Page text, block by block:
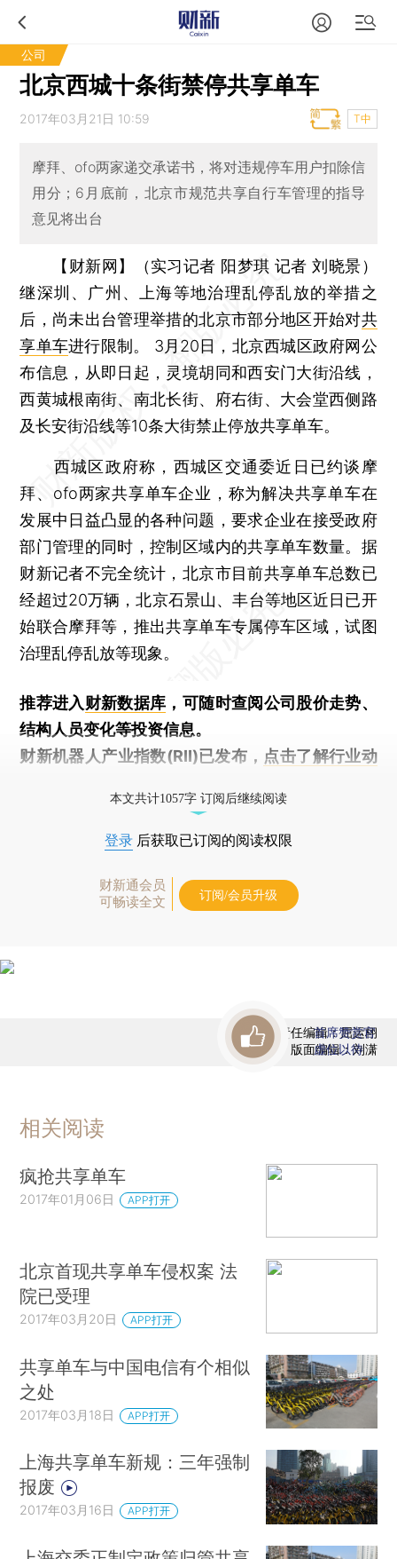
公司
北京西城十条街禁停共享单车
2017年03月21日 10:59 T中
摩拜、ofo两家递交承诺书，将对违规停车用户扣除信
用分；6月底前，北京市规范共享自行车管理的指导
意见将出台
【财新网】（实习记者 阳梦琪 记者 刘晓景）
继深圳、广州、上海等地治理乱停乱放的举措之
后，尚未出台管理举措的北京市部分地区开始对共
享单车进行限制。 3月20日，北京西城区政府网公
布信息，从即日起，灵境胡同和西安门大街沿线，
西黄城根南街、南北长街、府右街、大会堂西侧路
及长安街沿线等10条大街禁止停放共享单车。
西城区政府称，西城区交通委近日已约谈摩
拜、ofo两家共享单车企业，称为解决共享单车在
发展中日益凸显的各种问题，要求企业在接受政府
部门管理的同时，控制区域内的共享单车数量。据
财新记者不完全统计，北京市目前共享单车总数已
经超过20万辆，北京石景山、丰台等地区近日已开
始联合摩拜等，推出共享单车专属停车区域，试图
治理乱停乱放等现象。
推荐进入财新数据库 ，可随时查阅公司股价走势、
结构人员变化等投资信息。
财新机器人产业指数(RII)已发布， 点击了解行业动
本文共计1057字 订阅后继续阅读
登录 后获取已订阅的阅读权限
财新通会员
可畅读全文
订阅/会员升级
责任编辑：屈运栩
版面编辑：刘潇
首席赞赏官
虚位以待
相关阅读
疯抢共享单车
2017年01月06日 APP打开
北京首现共享单车侵权案 法
院已受理
2017年03月20日 APP打开
共享单车与中国电信有个相似
之处
2017年03月18日 APP打开
上海共享单车新规：三年强制
报废
2017年03月16日 APP打开